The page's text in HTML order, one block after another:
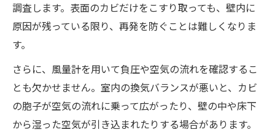
調査します。表面のカビだけをこすり取っても、壁内に
原因が残っている限り、再発を防ぐことは難しくなりま
す。
さらに、風量計を用いて負圧や空気の流れを確認するこ
とも欠かせません。室内の換気バランスが悪いと、カビ
の胞子が空気の流れに乗って広がったり、壁の中や床下
から湿った空気が引き込まれたりする場合があります。